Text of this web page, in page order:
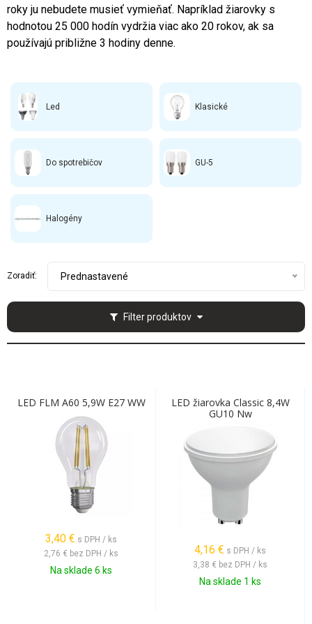
roky ju nebudete musieť vymieňať. Napríklad žiarovky s
hodnotou 25 000 hodín vydržia viac ako 20 rokov, ak sa
používajú približne 3 hodiny denne.
Led Klasické
Do spotrebičov GU-5
Halogény
Filter produktov
Zoradiť: Prednastavené
LED FLM A60 5,9W E27 WW
3,40 € s DPH / ks
2,76 € bez DPH / ks
Na sklade 6 ks
LED žiarovka Classic 8,4W
GU10 Nw
4,16 € s DPH / ks
3,38 € bez DPH / ks
Na sklade 1 ks